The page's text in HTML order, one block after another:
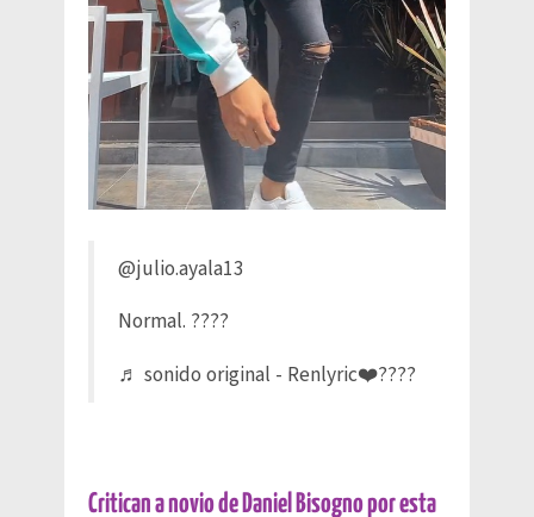
@julio.ayala13
Normal. ????
♬ sonido original - Renlyric❤️‍????
Critican a novio de Daniel Bisogno por esta